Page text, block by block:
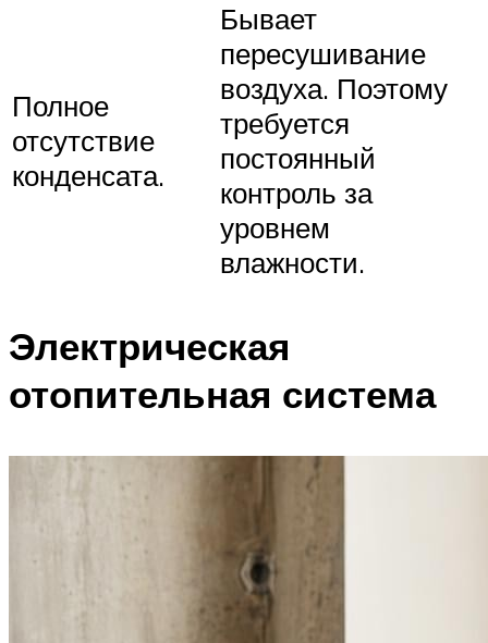
Полное
отсутствие
конденсата.
Бывает
пересушивание
воздуха. Поэтому
требуется
постоянный
контроль за
уровнем
влажности.
Электрическая
отопительная система